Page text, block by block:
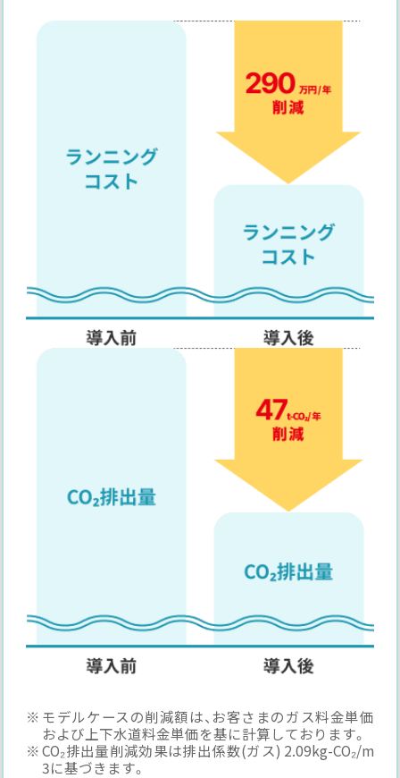
モデルケースの削減額は、お客さまのガス料金単価
および上下水道料金単価を基に計算しております。
CO₂排出量削減効果は排出係数(ガス) 2.09kg-CO₂/m
3に基づきます。